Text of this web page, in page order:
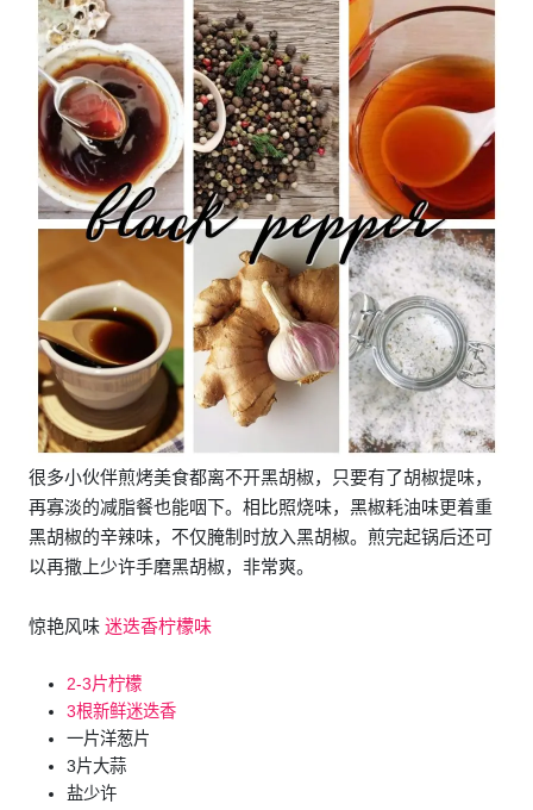
很多小伙伴煎烤美食都离不开黑胡椒，只要有了胡椒提味，
再寡淡的减脂餐也能咽下。相比照烧味，黑椒耗油味更着重
黑胡椒的辛辣味，不仅腌制时放入黑胡椒。煎完起锅后还可
以再撒上少许手磨黑胡椒，非常爽。
惊艳风味 迷迭香柠檬味
2-3片柠檬
3根新鲜迷迭香
一片洋葱片
3片大蒜
盐少许